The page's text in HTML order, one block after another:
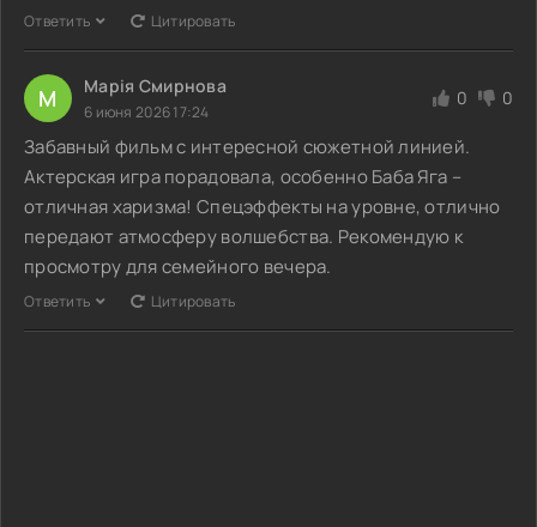
Ответить Цитировать
М Марія Смирнова
6 июня 2026 17:24
0 0
Забавный фильм с интересной сюжетной линией.
Актерская игра порадовала, особенно Баба Яга –
отличная харизма! Спецэффекты на уровне, отлично
передают атмосферу волшебства. Рекомендую к
просмотру для семейного вечера.
Ответить Цитировать